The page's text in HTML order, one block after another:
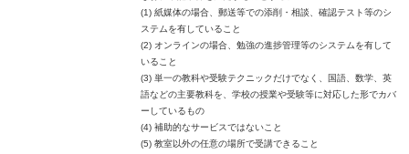
(1) 紙媒体の場合、郵送等での添削・相談、確認テスト等のシ
ステムを有していること
(2) オンラインの場合、勉強の進捗管理等のシステムを有して
いること
(3) 単一の教科や受験テクニックだけでなく、国語、数学、英
語などの主要教科を、学校の授業や受験等に対応した形でカバ
ーしているもの
(4) 補助的なサービスではないこと
(5) 教室以外の任意の場所で受講できること